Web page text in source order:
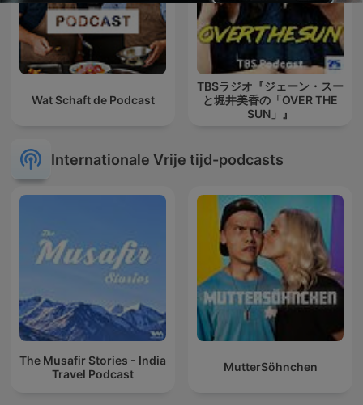
Wat Schaft de Podcast
TBSラジオ『ジェーン・スー
と堀井美香の「OVER THE
SUN」』
Internationale Vrije tijd-podcasts
The Musafir Stories - India
Travel Podcast
MutterSöhnchen